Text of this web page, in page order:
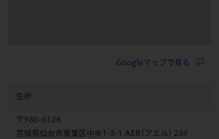
Googleマップで見る
住所
〒980-6126
宮城県仙台市青葉区中央1-3-1 AER(アエル) 26F